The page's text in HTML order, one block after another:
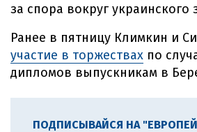
за спора вокруг украинского
Ранее в пятницу Климкин и
участие в торжествах по
дипломов выпускникам в
ПОДПИСЫВАЙСЯ НА